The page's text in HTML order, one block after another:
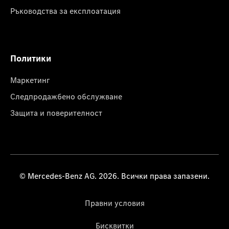
Ръководства за експлоатация
Политики
Маркетинг
Следпродажбено обслужване
Защита и поверителност
© Mercedes-Benz AG. 2026. Всички права запазени.
Правни условия
Бисквитки